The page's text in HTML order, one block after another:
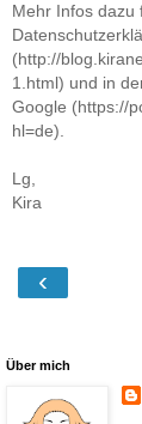
Mehr Infos dazu
(http://
1.html) und in
Google (https://
hl=de).
Lg,
Kira
‹
Über mich